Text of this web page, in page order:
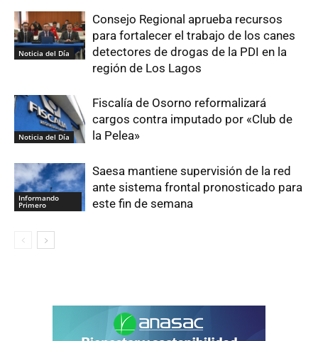
Noticia del Día
Consejo Regional aprueba recursos
para fortalecer el trabajo de los canes
detectores de drogas de la PDI en la
región de Los Lagos
Noticia del Día
Fiscalía de Osorno reformalizará
cargos contra imputado por «Club de
la Pelea»
Informando
Primero
Saesa mantiene supervisión de la red
ante sistema frontal pronosticado para
este fin de semana